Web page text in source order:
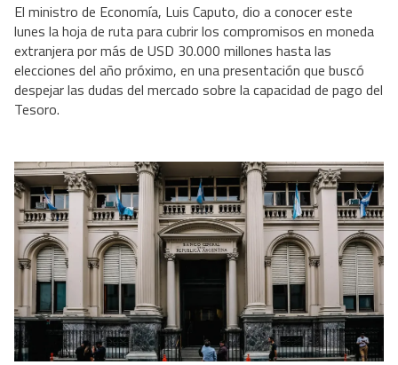
El ministro de Economía, Luis Caputo, dio a conocer este
lunes la hoja de ruta para cubrir los compromisos en moneda
extranjera por más de USD 30.000 millones hasta las
elecciones del año próximo, en una presentación que buscó
despejar las dudas del mercado sobre la capacidad de pago del
Tesoro.